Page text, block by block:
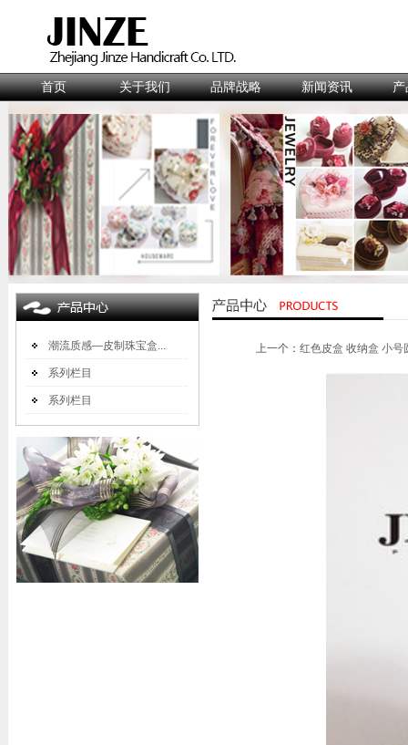
首页 关于我们 品牌战略 新闻资讯 产
潮流质感—皮制珠宝盒...
系列栏目
系列栏目
上一个： 红色皮盒 收纳盒 小号